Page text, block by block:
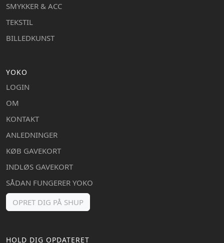
SMYKKER & ACC
TEKSTIL
BILLEDKUNST
YOKO
LOGIN
OM
KONTAKT
ANLEDNINGER
KØB GAVEKORT
INDLØS GAVEKORT
SÅDAN FUNGERER YOKO
OPRET DIG PÅ SHUP
HOLD DIG OPDATERET